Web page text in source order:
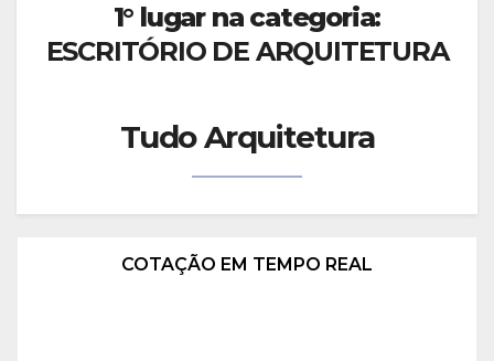
1° lugar na categoria:
ESCRITÓRIO DE ARQUITETURA
Tudo Arquitetura
COTAÇÃO EM TEMPO REAL